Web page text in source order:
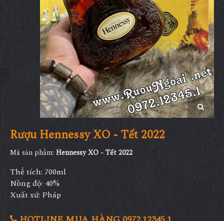
Rượu Hennessy XO - Tết 2022
Mã sản phẩm: Hennessy XO - Tết 2022
Thể tích: 700ml
Nồng độ: 40%
Xuất xứ: Pháp